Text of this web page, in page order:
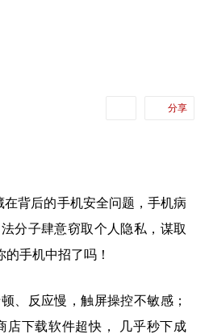
分享
背后的手机安全问题，手机病
分子肆意窃取个人隐私，谋取
手机中招了吗！
、反应慢，触屏操控不敏感；
店下载软件超快， 几乎秒下成